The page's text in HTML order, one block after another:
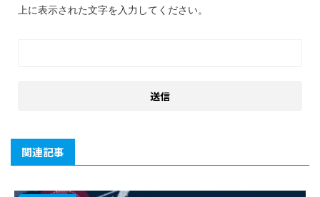
上に表示された文字を入力してください。
関連記事